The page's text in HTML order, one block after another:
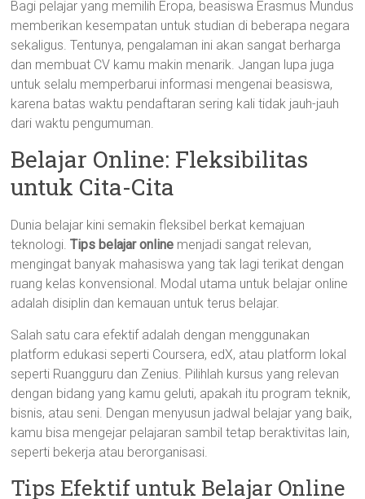
Bagi pelajar yang memilih Eropa, beasiswa Erasmus Mundus
memberikan kesempatan untuk studian di beberapa negara
sekaligus. Tentunya, pengalaman ini akan sangat berharga
dan membuat CV kamu makin menarik. Jangan lupa juga
untuk selalu memperbarui informasi mengenai beasiswa,
karena batas waktu pendaftaran sering kali tidak jauh-jauh
dari waktu pengumuman.
Belajar Online: Fleksibilitas
untuk Cita-Cita
Dunia belajar kini semakin fleksibel berkat kemajuan
teknologi.Tips belajar online menjadi sangat relevan,
mengingat banyak mahasiswa yang tak lagi terikat dengan
ruang kelas konvensional. Modal utama untuk belajar online
adalah disiplin dan kemauan untuk terus belajar.
Salah satu cara efektif adalah dengan menggunakan
platform edukasi seperti Coursera, edX, atau platform lokal
seperti Ruangguru dan Zenius. Pilihlah kursus yang relevan
dengan bidang yang kamu geluti, apakah itu program teknik,
bisnis, atau seni. Dengan menyusun jadwal belajar yang baik,
kamu bisa mengejar pelajaran sambil tetap beraktivitas lain,
seperti bekerja atau berorganisasi.
Tips Efektif untuk Belajar Online